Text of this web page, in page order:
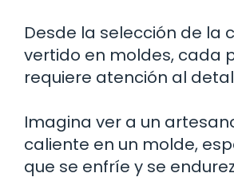
Desde la selección de la
vertido en moldes, cada
requiere atención al
Imagina ver a un
caliente en un molde,
que se enfríe y se